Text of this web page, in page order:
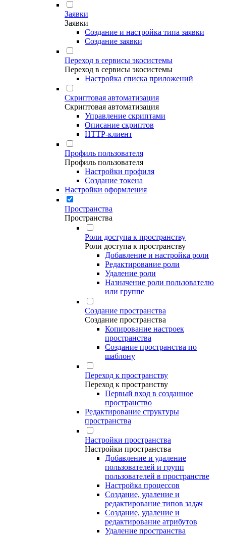
Заявки
Заявки
Создание и настройка типа заявки
Создание заявки
Переход в сервисы экосистемы
Переход в сервисы экосистемы
Настройка списка приложений
Скриптовая автоматизация
Скриптовая автоматизация
Управление скриптами
Описание скриптов
HTTP-клиент
Профиль пользователя
Профиль пользователя
Настройки профиля
Создание токена
Настройки оформления
Пространства
Пространства
Роли доступа к пространству
Роли доступа к пространству
Добавление и настройка роли
Редактирование роли
Удаление роли
Назначение роли пользователю
или группе
Создание пространства
Создание пространства
Копирование настроек
пространства
Создание пространства по
шаблону
Переход к пространству
Переход к пространству
Первый вход в созданное
пространство
Редактирование структуры
пространства
Настройки пространства
Настройки пространства
Добавление и удаление
пользователей и групп
пользователей в пространстве
Настройка процессов
Создание, удаление и
редактирование типов задач
Создание, удаление и
редактирование атрибутов
Удаление пространства